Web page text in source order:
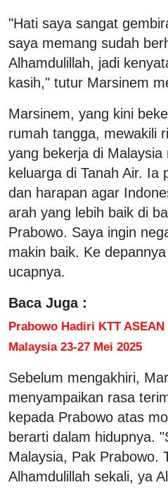
"Hati saya sangat
saya memang sudah
Alhamdulillah, jadi
kasih," tutur Marsinem
Marsinem, yang kini
rumah tangga, mewakili
yang bekerja di Malaysia
keluarga di Tanah Air. Ia
dan harapan agar
arah yang lebih baik di
Prabowo. Saya ingin
makin baik. Ke
ucapnya.
Baca Juga :
Prabowo Hadiri KTT
Malaysia 23-27 Mei 2025
Sebelum mengakhiri,
menyampaikan rasa
kepada Prabowo atas
berarti dalam hidupnya.
Malaysia, Pak Prabowo.
Alhamdulillah sekali, ya